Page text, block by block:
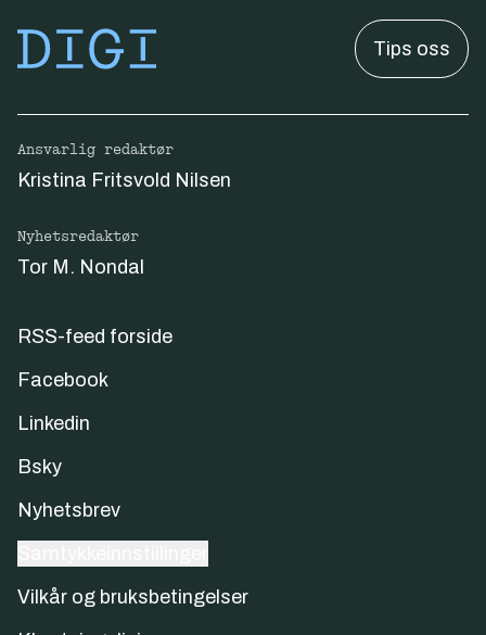
Tips oss
Ansvarlig redaktør
Kristina Fritsvold Nilsen
Nyhetsredaktør
Tor M. Nondal
RSS-feed forside
Facebook
Linkedin
Bsky
Nyhetsbrev
Vilkår og bruksbetingelser